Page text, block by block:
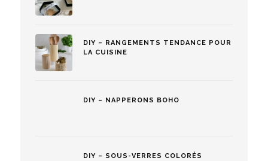
DIY – RANGEMENTS TENDANCE POUR
LA CUISINE
DIY – NAPPERONS BOHO
DIY – SOUS-VERRES COLORÉS